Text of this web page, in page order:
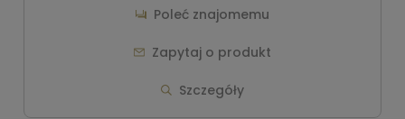
Szczegóły
Zapytaj o produkt
Poleć znajomemu